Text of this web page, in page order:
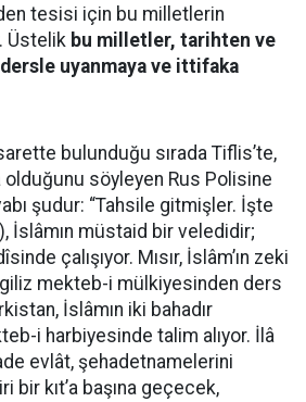
tesisi için bu milletlerin
Üstelik bu milletler, tarihten ve
uyanmaya ve ittifaka
bulunduğu sırada Tiflis’te,
olduğunu söyleyen Rus Polisine
şudur: “Tahsile gitmişler. İşte
İslâmın müstaid bir veledidir;
çalışıyor. Mısır, İslâm’ın zeki
mekteb-i mülkiyesinden ders
İslâmın iki bahadır
i harbiyesinde talim alıyor. İlâ
evlât, şehadetnamelerini
bir kıt’a başına geçecek,